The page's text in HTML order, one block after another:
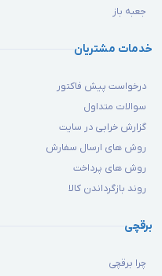
جعبه باز
خدمات مشتریان
درخواست پیش فاکتور
سوالات متداول
گزارش خرابی در سایت
روش های ارسال سفارش
روش های پرداخت
روند بازگرداندن کالا
برقچی
چرا برقچی